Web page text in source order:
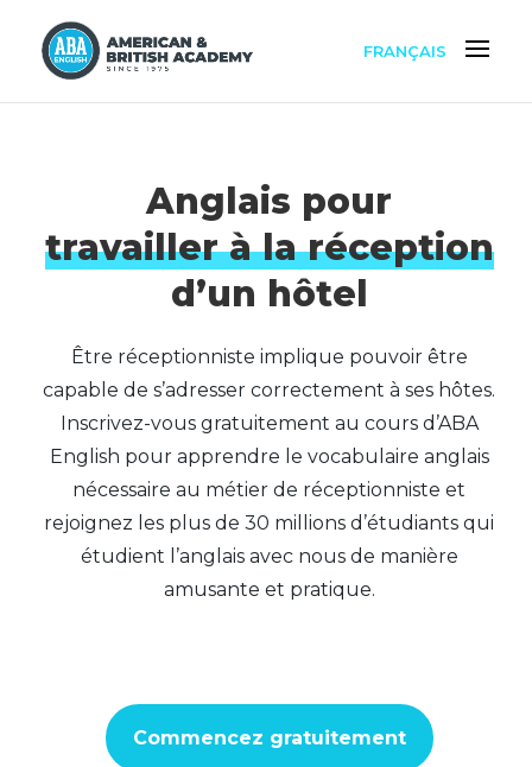
FRANÇAIS
Anglais pour
travailler à la réception
d’un hôtel
Être réceptionniste implique pouvoir être
capable de s’adresser correctement à ses hôtes.
Inscrivez-vous gratuitement au cours d’ABA
English pour apprendre le vocabulaire anglais
nécessaire au métier de réceptionniste et
rejoignez les plus de 30 millions d’étudiants qui
étudient l’anglais avec nous de manière
amusante et pratique.
Commencez gratuitement